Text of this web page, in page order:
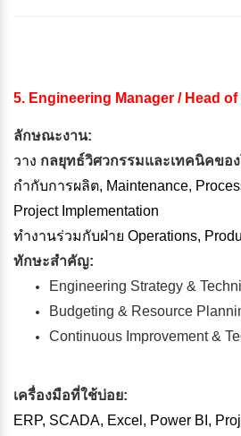
5. Engineering Manager / Head
ลักษณะงาน:
วาง กลยุทธ์วิศวกรรมและเทคนิคขอ
กำกับการผลิต, Maintenance,
Project Implementation
ทำงานร่วมกับฝ่าย Operations,
ทักษะสำคัญ:
Engineering Strategy &
Budgeting & Resource
Continuous Improvement &
เครื่องมือที่ใช้บ่อย:
ERP, SCADA, Excel, Power BI,